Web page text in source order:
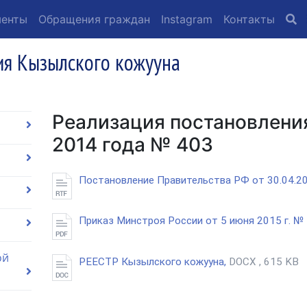
Обращения граждан Instagram Контакты
Кызылского кожууна
Реализация
2014 года № 403
Постановление Правительства РФ от
Приказ Минстроя России от 5 июня 2015 г. №
РЕЕСТР Кызылского кожууна, DOCX , 615 KB